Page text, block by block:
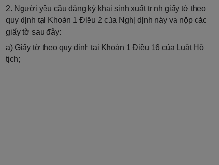
2. Người yêu cầu đăng ký khai sinh xuất trình giấy tờ theo
quy định tại Khoản 1 Điều 2 của Nghị định này và nộp các
giấy tờ sau đây:
a) Giấy tờ theo quy định tại Khoản 1 Điều 16 của Luật Hộ
tịch;